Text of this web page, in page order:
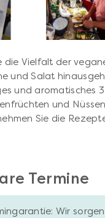
die Vielfalt der
und Salat
und aromatisches
und
Sie die
Termine
Wir